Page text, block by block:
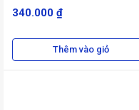
340.000 ₫
Thêm vào giỏ